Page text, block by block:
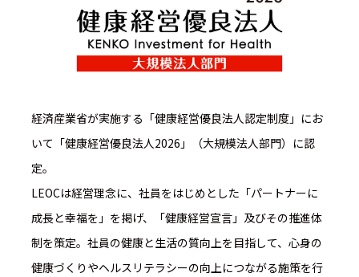
経済産業省が実施する「健康経営優良法人認定制度」にお
いて「健康経営優良法人2026」（大規模法人部門）に認
定。
LEOCは経営理念に、社員をはじめとした「パートナーに
成長と幸福を」を掲げ、「健康経営宣言」及びその推進体
制を策定。社員の健康と生活の質向上を目指して、心身の
健康づくりやヘルスリテラシーの向上につながる施策を行